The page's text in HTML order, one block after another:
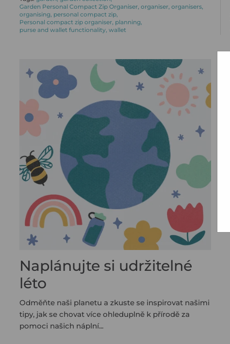
Garden Personal Compact Zip Organiser organiser organisers
organising personal compact zip
Personal compact zip organiser planning
purse and wallet functionality wallet
Naplánujte si udržitelné
léto
Odměňte naši planetu a zkuste se inspirovat našimi
tipy, jak se chovat více ohleduplně k přírodě za
pomoci našich náplní...